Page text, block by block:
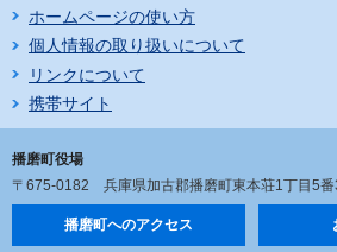
ホームページの使い方
個人情報の取り扱いについて
リンクについて
携帯サイト
播磨町役場
〒675-0182 兵庫県加古郡播磨町東本荘1丁目5
播磨町へのアクセス